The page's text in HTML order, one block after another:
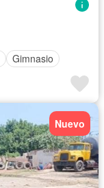
Gimnasio
Nuevo